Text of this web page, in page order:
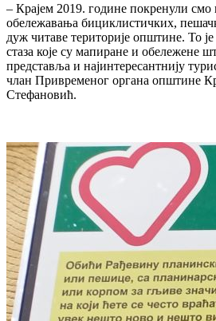
– Крајем 2019. године покренули смо
обележавања бициклистичких,
дуж читаве територије општине. То
стаза које су мапиране и обележене
представља и најинтересантнију
члан Привременог органа општине
Стефановић.